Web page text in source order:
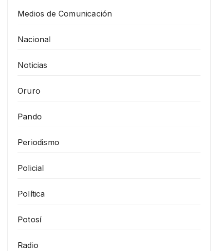
Medios de Comunicación
Nacional
Noticias
Oruro
Pando
Periodismo
Policial
Política
Potosí
Radio